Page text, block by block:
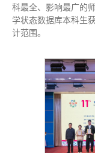
科最全、影响最广的
学状态数据库本科生
计范围。